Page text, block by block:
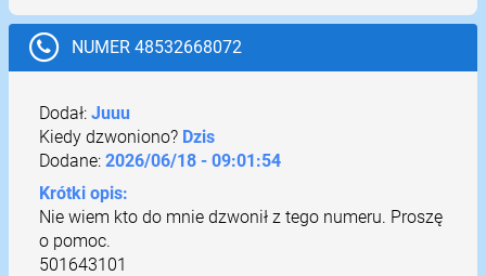
NUMER 48532668072
Dodał: Juuu
Kiedy dzwoniono? Dzis
Dodane: 2026/06/18 - 09:01:54
Krótki opis:
Nie wiem kto do mnie dzwonił z tego numeru. Proszę
o pomoc.
501643101